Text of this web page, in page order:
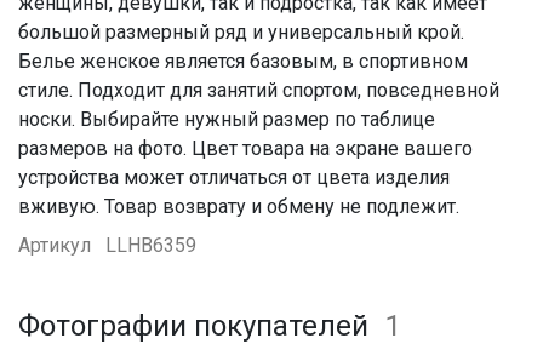
большой размерный ряд и универсальный крой.
Белье женское является базовым, в спортивном
стиле. Подходит для занятий спортом, повседневной
носки. Выбирайте нужный размер по таблице
размеров на фото. Цвет товара на экране вашего
устройства может отличаться от цвета изделия
вживую. Товар возврату и обмену не подлежит.
Артикул
LLHB6359
Фотографии покупателей 1